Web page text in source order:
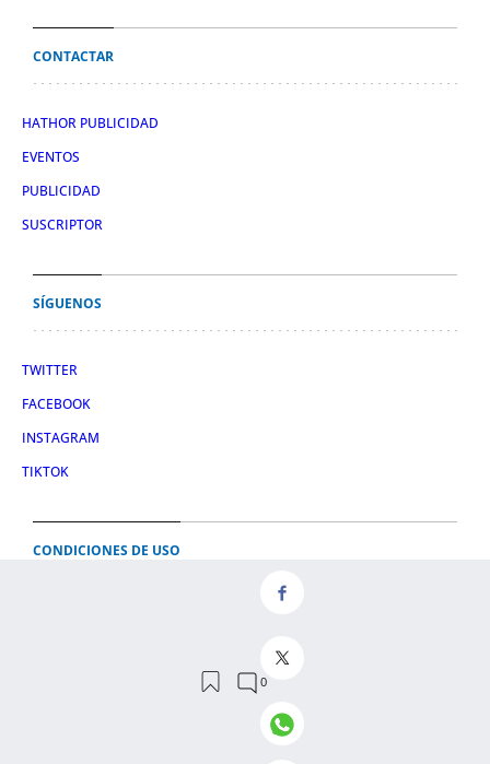
CONTACTAR
HATHOR PUBLICIDAD
EVENTOS
PUBLICIDAD
SUSCRIPTOR
SÍGUENOS
TWITTER
FACEBOOK
INSTAGRAM
TIKTOK
CONDICIONES DE USO